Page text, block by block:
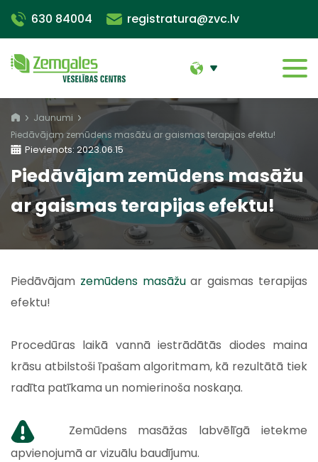
630 84004 registratura@zvc.lv
Jaunumi
Piedāvājam zemūdens masāžu ar gaismas terapijas efektu!
Pievienots: 2023.06.15
Piedāvājam zemūdens masāžu
ar gaismas terapijas efektu!
Piedāvājam zemūdens masāžuar gaismas terapijas
efektu!
Procedūras laikā vannā iestrādātās diodes maina
krāsu atbilstoši īpašam algoritmam, kā rezultātā tiek
radīta patīkama un nomierinoša noskaņa.
Zemūdens masāžas labvēlīgā ietekme
apvienojumā ar vizuālu baudījumu.